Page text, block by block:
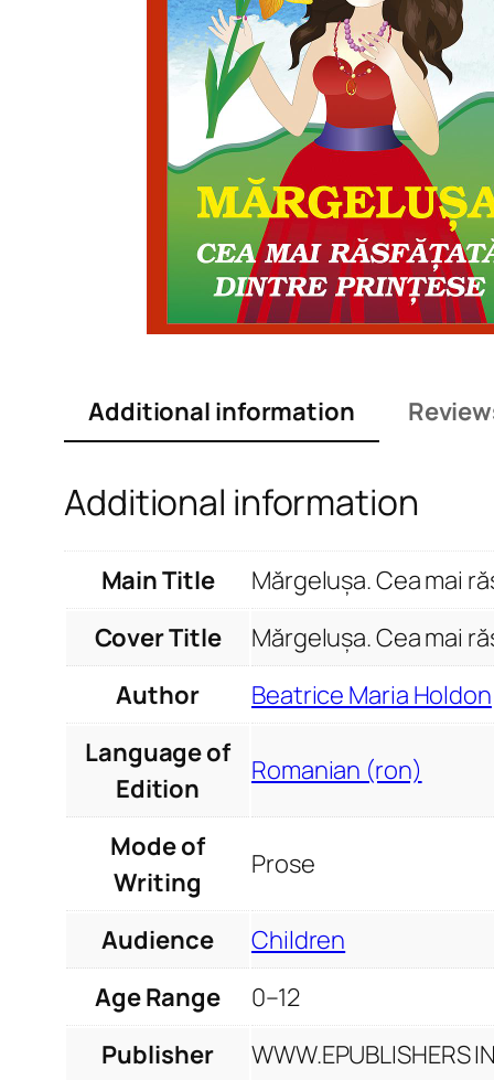
Additional information
Additional information
Main Title
Mărgelușa. Cea mai
Cover Title
Mărgelușa. Cea mai
Author
Beatrice Maria Holdon
Language of
Edition
Romanian (ron)
Mode of
Writing
Prose
Audience
Children
Age Range
0–12
Publisher
WWW.EPUBLISHERS